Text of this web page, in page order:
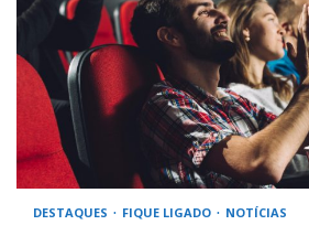
DESTAQUES FIQUE LIGADO NOTÍCIAS